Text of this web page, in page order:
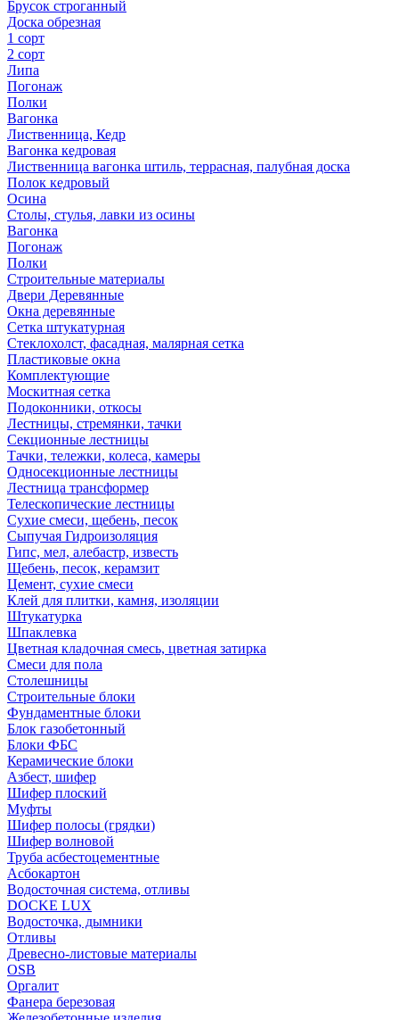
Брусок строганный
Доска обрезная
1 сорт
2 сорт
Липа
Погонаж
Полки
Вагонка
Лиственница, Кедр
Вагонка кедровая
Лиственница вагонка штиль, террасная, палубная доска
Полок кедровый
Осина
Столы, стулья, лавки из осины
Вагонка
Погонаж
Полки
Строительные материалы
Двери Деревянные
Окна деревянные
Сетка штукатурная
Стеклохолст, фасадная, малярная сетка
Пластиковые окна
Комплектующие
Москитная сетка
Подоконники, откосы
Лестницы, стремянки, тачки
Секционные лестницы
Тачки, тележки, колеса, камеры
Односекционные лестницы
Лестница трансформер
Телескопические лестницы
Сухие смеси, щебень, песок
Сыпучая Гидроизоляция
Гипс, мел, алебастр, известь
Щебень, песок, керамзит
Цемент, сухие смеси
Клей для плитки, камня, изоляции
Штукатурка
Шпаклевка
Цветная кладочная смесь, цветная затирка
Смеси для пола
Столешницы
Строительные блоки
Фундаментные блоки
Блок газобетонный
Блоки ФБС
Керамические блоки
Азбест, шифер
Шифер плоский
Муфты
Шифер полосы (грядки)
Шифер волновой
Труба асбестоцементные
Асбокартон
Водосточная система, отливы
DOCKE LUX
Водосточка, дымники
Отливы
Древесно-листовые материалы
OSB
Оргалит
Фанера березовая